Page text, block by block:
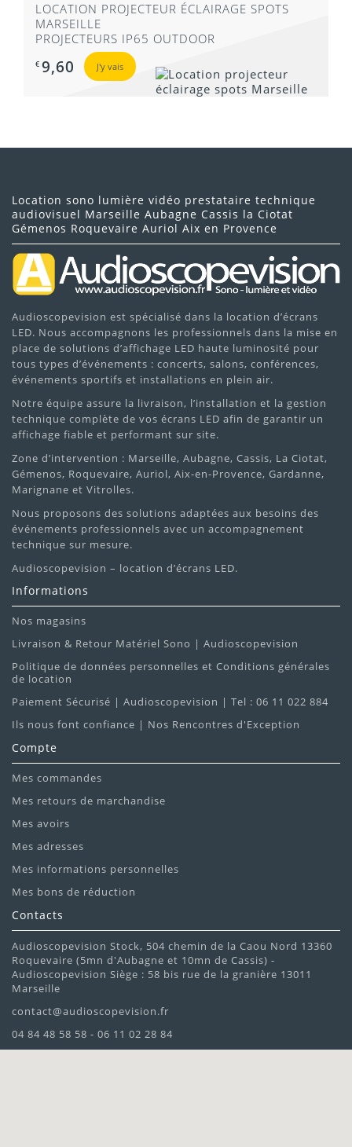
LOCATION PROJECTEUR ÉCLAIRAGE SPOTS
MARSEILLE
PROJECTEURS IP65 OUTDOOR
€ 9,60 J'y vais
Location sono lumière vidéo prestataire technique
audiovisuel Marseille Aubagne Cassis la Ciotat
Gémenos Roquevaire Auriol Aix en Provence
Audioscopevision est spécialisé dans la location d’écrans
LED. Nous accompagnons les professionnels dans la mise en
place de solutions d’affichage LED haute luminosité pour
tous types d’événements : concerts, salons, conférences,
événements sportifs et installations en plein air.
Notre équipe assure la livraison, l’installation et la gestion
technique complète de vos écrans LED afin de garantir un
affichage fiable et performant sur site.
Zone d’intervention : Marseille, Aubagne, Cassis, La Ciotat,
Gémenos, Roquevaire, Auriol, Aix-en-Provence, Gardanne,
Marignane et Vitrolles.
Nous proposons des solutions adaptées aux besoins des
événements professionnels avec un accompagnement
technique sur mesure.
Audioscopevision – location d’écrans LED.
Informations
Nos magasins
Livraison & Retour Matériel Sono | Audioscopevision
Politique de données personnelles et Conditions générales
de location
Paiement Sécurisé | Audioscopevision | Tel : 06 11 022 884
Ils nous font confiance | Nos Rencontres d'Exception
Compte
Mes commandes
Mes retours de marchandise
Mes avoirs
Mes adresses
Mes informations personnelles
Mes bons de réduction
Contacts
Audioscopevision Stock, 504 chemin de la Caou Nord 13360
Roquevaire (5mn d'Aubagne et 10mn de Cassis) -
Audioscopevision Siège : 58 bis rue de la granière 13011
Marseille
contact@audioscopevision.fr
04 84 48 58 58 - 06 11 02 28 84